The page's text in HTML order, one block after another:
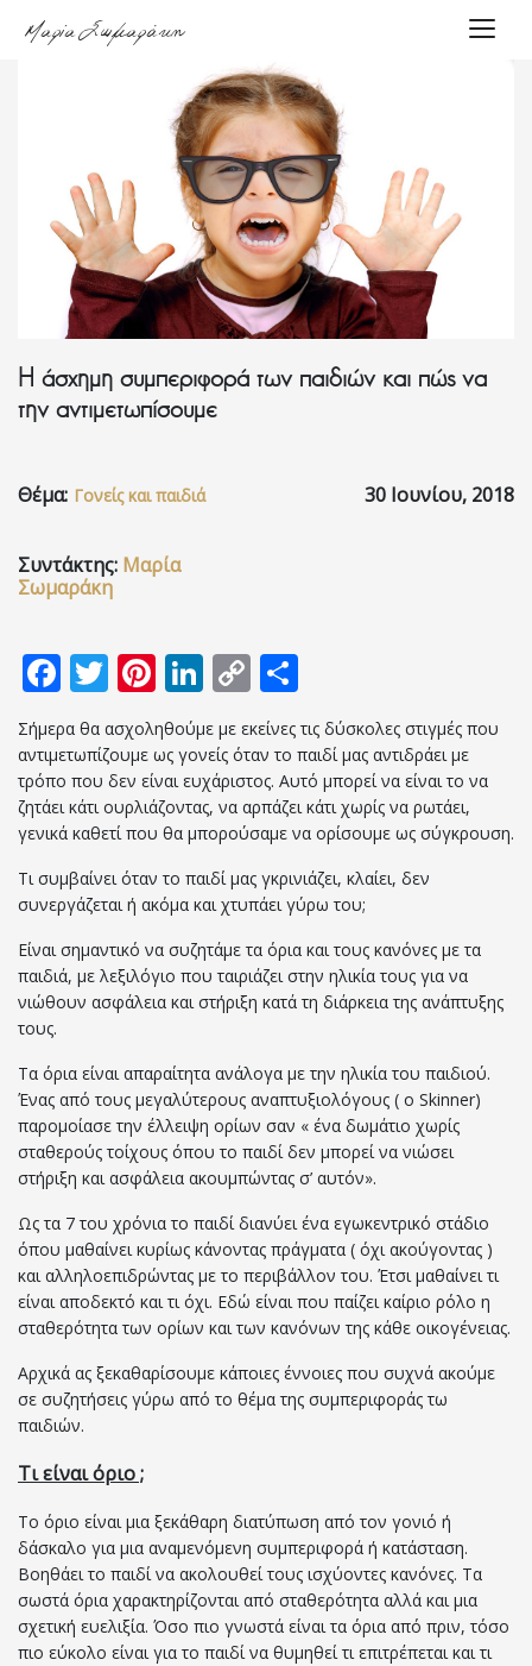
Μαρία Σωμαράκη
me
Υπηρεσίες
Podcasts
Blog
Επικοινωνία
Η άσχημη συμπεριφορά των παιδιών και πώς να
την αντιμετωπίσουμε
Θέμα: Γονείς και παιδιά
Συντάκτης: Μαρία
Σωμαράκη
30 Ιουνίου, 2018
Facebook
TwitterPinterest
LinkedIn
Copy
Link
Σήμερα θα ασχοληθούμε με εκείνες τις δύσκολες στιγμές που
αντιμετωπίζουμε ως γονείς όταν το παιδί μας αντιδράει με
τρόπο που δεν είναι ευχάριστος. Αυτό μπορεί να είναι το να
ζητάει κάτι ουρλιάζοντας, να αρπάζει κάτι χωρίς να ρωτάει,
γενικά καθετί που θα μπορούσαμε να ορίσουμε ως σύγκρουση.
Τι συμβαίνει όταν το παιδί μας γκρινιάζει, κλαίει, δεν
συνεργάζεται ή ακόμα και χτυπάει γύρω του;
Είναι σημαντικό να συζητάμε τα όρια και τους κανόνες με τα
παιδιά, με λεξιλόγιο που ταιριάζει στην ηλικία τους για να
νιώθουν ασφάλεια και στήριξη κατά τη διάρκεια της ανάπτυξης
τους.
Τα όρια είναι απαραίτητα ανάλογα με την ηλικία του παιδιού.
Ένας από τους μεγαλύτερους αναπτυξιολόγους ( o Skinner)
παρομοίασε την έλλειψη ορίων σαν « ένα δωμάτιο χωρίς
σταθερούς τοίχους όπου το παιδί δεν μπορεί να νιώσει
στήριξη και ασφάλεια ακουμπώντας σ’ αυτόν».
Ως τα 7 του χρόνια το παιδί διανύει ένα εγωκεντρικό στάδιο
όπου μαθαίνει κυρίως κάνοντας πράγματα ( όχι ακούγοντας )
και αλληλοεπιδρώντας με το περιβάλλον του. Έτσι μαθαίνει τι
είναι αποδεκτό και τι όχι. Εδώ είναι που παίζει καίριο ρόλο η
σταθερότητα των ορίων και των κανόνων της κάθε οικογένειας.
Αρχικά ας ξεκαθαρίσουμε κάποιες έννοιες που συχνά ακούμε
σε συζητήσεις γύρω από το θέμα της συμπεριφοράς τω
παιδιών.
Τι είναι όριο ;
Το όριο είναι μια ξεκάθαρη διατύπωση από τον γονιό ή
δάσκαλο για μια αναμενόμενη συμπεριφορά ή κατάσταση.
Βοηθάει το παιδί να ακολουθεί τους ισχύοντες κανόνες. Τα
σωστά όρια χαρακτηρίζονται από σταθερότητα αλλά και μια
σχετική ευελιξία. Όσο πιο γνωστά είναι τα όρια από πριν, τόσο
πιο εύκολο είναι για το παιδί να θυμηθεί τι επιτρέπεται και τι